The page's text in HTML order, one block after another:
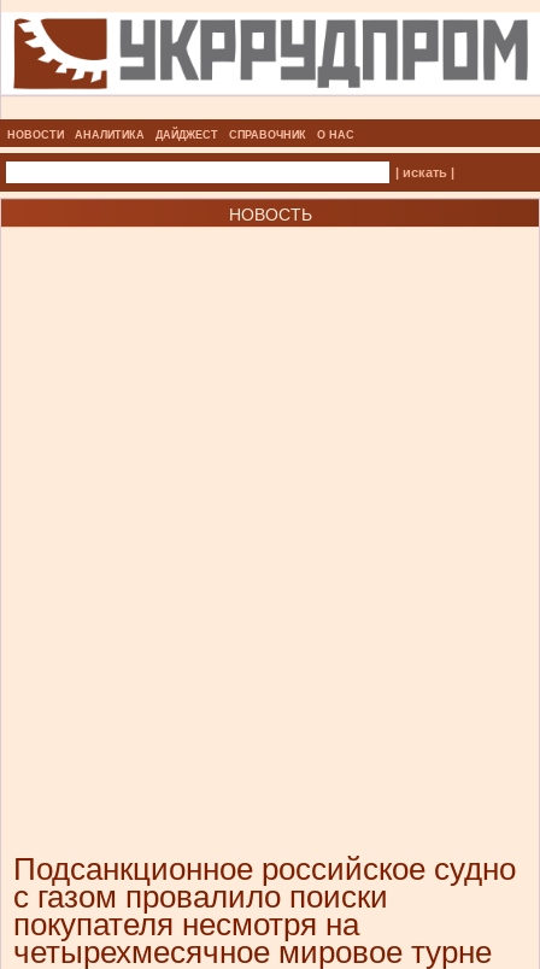
НОВОСТИ АНАЛИТИКА ДАЙДЖЕСТ СПРАВОЧНИК О НАС
| искать |
НОВОСТЬ
Подсанкционное российское судно
с газом провалило поиски
покупателя несмотря на
четырехмесячное мировое турне